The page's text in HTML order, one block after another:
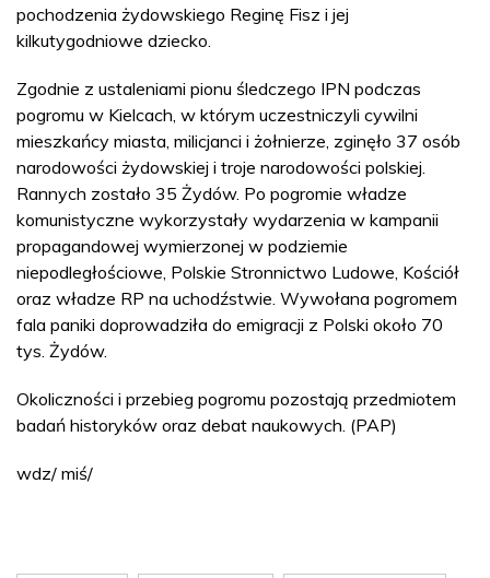
pochodzenia żydowskiego Reginę Fisz i jej
kilkutygodniowe dziecko.
Zgodnie z ustaleniami pionu śledczego IPN podczas
pogromu w Kielcach, w którym uczestniczyli cywilni
mieszkańcy miasta, milicjanci i żołnierze, zginęło 37 osób
narodowości żydowskiej i troje narodowości polskiej.
Rannych zostało 35 Żydów. Po pogromie władze
komunistyczne wykorzystały wydarzenia w kampanii
propagandowej wymierzonej w podziemie
niepodległościowe, Polskie Stronnictwo Ludowe, Kościół
oraz władze RP na uchodźstwie. Wywołana pogromem
fala paniki doprowadziła do emigracji z Polski około 70
tys. Żydów.
Okoliczności i przebieg pogromu pozostają przedmiotem
badań historyków oraz debat naukowych. (PAP)
wdz/ miś/